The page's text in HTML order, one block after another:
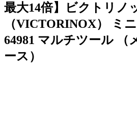
最大14倍】ビクトリノ
（VICTORINOX） ミ
64981 マルチツール （
ース）